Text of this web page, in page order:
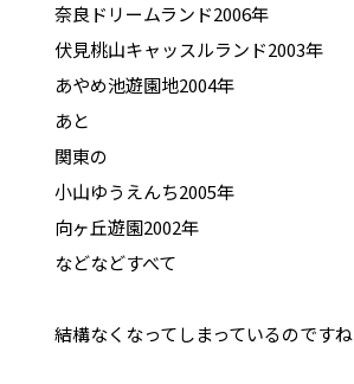
奈良ドリームランド2006年
伏見桃山キャッスルランド2003年
あやめ池遊園地2004年
あと
関東の
小山ゆうえんち2005年
向ヶ丘遊園2002年
などなどすべて
結構なくなってしまっているのですね